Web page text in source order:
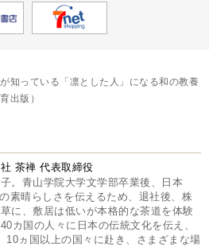
知っている「凛とした人」になる和の教養
出版）
茶禅 代表取締役
。青山学院大学文学部卒業後、日本
素晴らしさを伝えるため、退社後、株
に、敷居は低いが本格的な茶道を体験
カ国の人々に日本の伝統文化を伝え、
10ヵ国以上の国々に赴き、さまざまな場